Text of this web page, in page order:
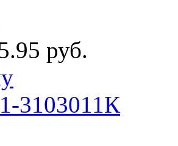
руб.
3103011К